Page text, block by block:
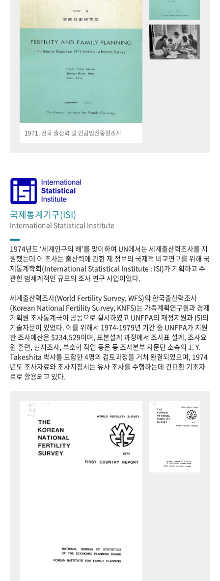
1971. 전국 출산력 및 인공임신중절조사
국제통계기구(ISI)
International Statistical Institute
1974년도 ‘세계인구의 해’를 맞이하여 UN에서는 세계출산력조사를 지
원했는데 이 조사는 출산력에 관한 제 정보의 국제적 비교연구를 위해 국
제통계학회(International Statistical Institute : ISI)가 기획하고 주
관한 범세계적인 규모의 조사 연구 사업이었다.
세계출산력조사(World Fertility Survey, WFS)의 한국출산력조사
(Korean National Fertility Survey, KNFS)는 가족계획연구원과 경제
기획원 조사통계국이 공동으로 실시하였고 UNFPA의 재정지원과 ISI의
기술자문이 있었다. 이를 위해서 1974-1979년 기간 중 UNFPA가 지원
한 조사예산은 $234,529이며, 표본설계 과정에서 조사표 설계, 조사요
원 훈련, 현지조사, 부호화 작업 등은 동 조사본부 자문단 소속의 J. Y.
Takeshita 박사를 포함한 4명의 검토과정을 거처 완결되었으며, 1974
년도 조사자료와 조사지침서는 유사 조사를 수행하는데 긴요한 기초자
료로 활용되고 있다.